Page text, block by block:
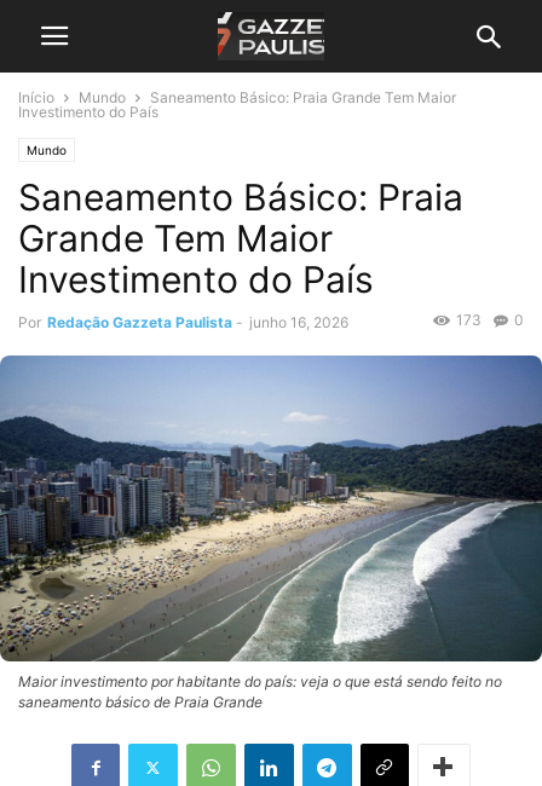
Início Mundo
Saneamento Básico: Praia Grande Tem Maior
Investimento do País
Mundo
Saneamento Básico: Praia
Grande Tem Maior
Investimento do País
Por Redação Gazzeta Paulista - junho 16, 2026 0
173
Maior investimento por habitante do país: veja o que está sendo feito no
saneamento básico de Praia Grande